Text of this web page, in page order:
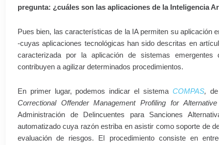
pregunta: ¿cuáles son las aplicaciones de la Inteligencia
Pues bien, las características de la IA permiten su aplicación
-cuyas aplicaciones tecnológicas han sido descritas en
caracterizada por la aplicación de sistemas
contribuyen a agilizar determinados procedimientos.
En primer lugar, podemos indicar el sistema COMPAS,
Correctional Offender Management Profiling for
Administración de Delincuentes para Sanciones
automatizado cuya razón estriba en asistir como soporte de
evaluación de riesgos. El procedimiento consiste en